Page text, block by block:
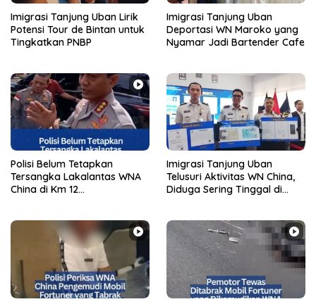
Imigrasi Tanjung Uban Lirik
Potensi Tour de Bintan untuk
Tingkatkan PNBP
Imigrasi Tanjung Uban
Deportasi WN Maroko yang
Nyamar Jadi Bartender Cafe
Polisi Belum Tetapkan
Tersangka Lakalantas WNA
China di Km 12
Imigrasi Tanjung Uban
Telusuri Aktivitas WN China,
Diduga Sering Tinggal di